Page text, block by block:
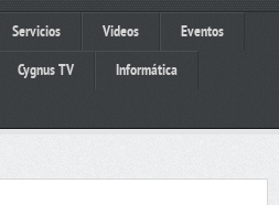
Servicios Videos Eventos
Cygnus TV Informática